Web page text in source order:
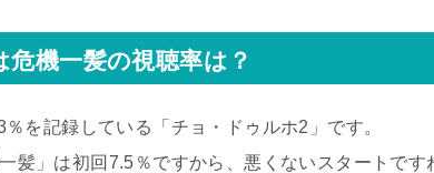
危機一髪の視聴率は？
を記録している「チョ・ドゥルホ2」です。
髪」は初回7.5％ですから、悪くないスタートです